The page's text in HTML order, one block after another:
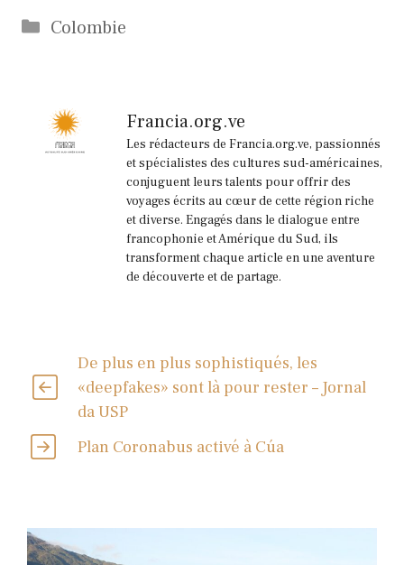
Catégories
Colombie
Francia.org.ve
Les rédacteurs de Francia.org.ve, passionnés
et spécialistes des cultures sud-américaines,
conjuguent leurs talents pour offrir des
voyages écrits au cœur de cette région riche
et diverse. Engagés dans le dialogue entre
francophonie et Amérique du Sud, ils
transforment chaque article en une aventure
de découverte et de partage.
De plus en plus sophistiqués, les
«deepfakes» sont là pour rester – Jornal
da USP
Plan Coronabus activé à Cúa